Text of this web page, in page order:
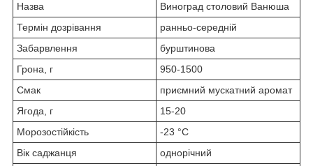
Назва
Виноград столовий Ванюша
Термін дозрівання
ранньо-середній
Забарвлення
бурштинова
Грона, г
950-1500
Смак
приємний мускатний аромат
Ягода, г
15-20
Морозостійкість
-23 °С
Вік саджанця
однорічний